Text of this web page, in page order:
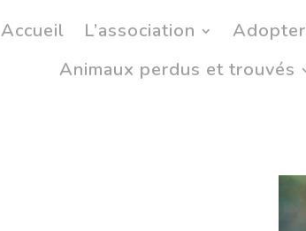
Accueil L’association Adopter
Animaux perdus et trouvés